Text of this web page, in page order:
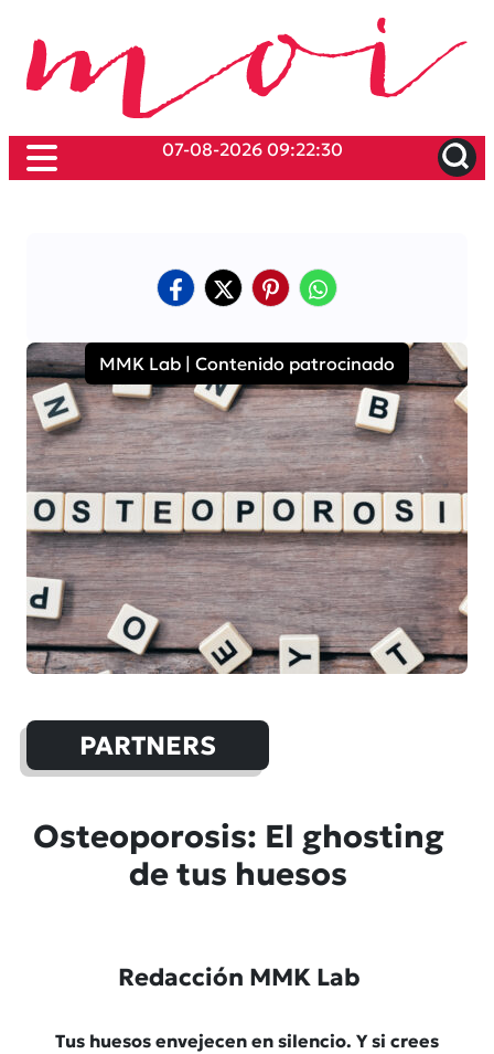
07-08-2026 09:22:30
MMK Lab | Contenido patrocinado
PARTNERS
Osteoporosis: El ghosting
de tus huesos
Redacción MMK Lab
Tus huesos envejecen en silencio. Y si crees